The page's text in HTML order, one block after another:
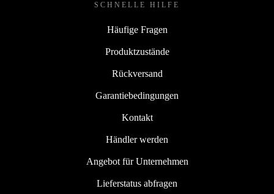
SCHNELLE HILFE
Häufige Fragen
Produktzustände
Rückversand
Garantiebedingungen
Kontakt
Händler werden
Angebot für Unternehmen
Lieferstatus abfragen